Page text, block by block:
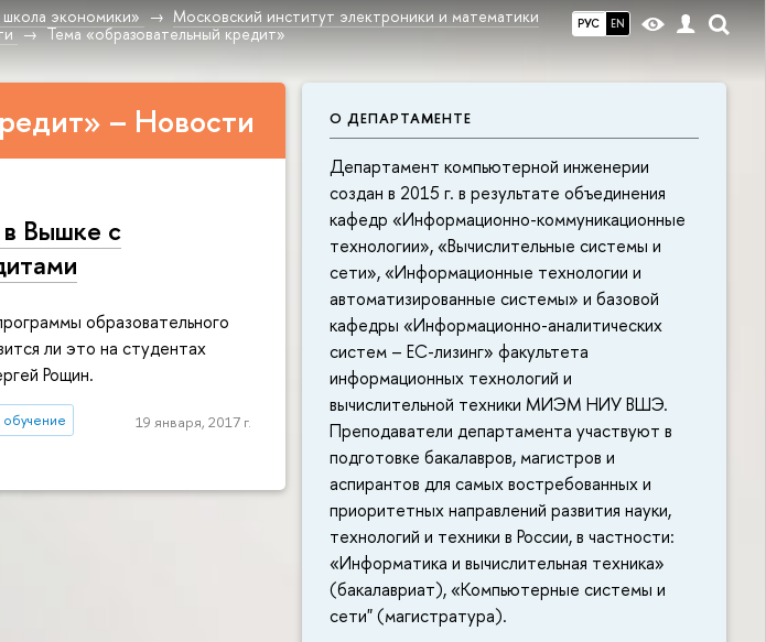
РУС EN
школа экономики»
Московский институт электроники и математики
Тема «образовательный кредит»
О ДЕПАРТАМЕНТЕ
Департамент компьютерной инженерии
создан в 2015 г. в результате объединения
кафедр «Информационно-коммуникационные
технологии», «Вычислительные системы и
сети», «Информационные технологии и
автоматизированные системы» и базовой
кафедры «Информационно-аналитических
систем – ЕС-лизинг» факультета
информационных технологий и
вычислительной техники МИЭМ НИУ ВШЭ.
Преподаватели департамента участвуют в
подготовке бакалавров, магистров и
аспирантов для самых востребованных и
приоритетных направлений развития науки,
технологий и техники в России, в частности:
«Информатика и вычислительная техника»
(бакалавриат), «Компьютерные системы и
сети" (магистратура).
– Новости
в Вышке с
образовательного
ли это на студентах
Рощин.
обучение 19 января, 2017 г.